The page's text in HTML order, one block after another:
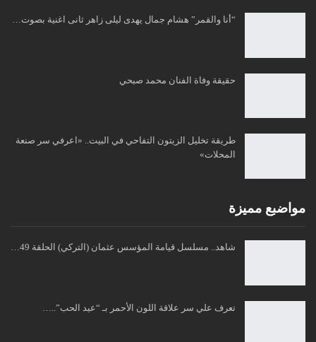
“أنا والقمر” هشام جمال يهدى ليلى زاهر ثانى اغنية بصوت…
حقيقة وفاة الفنان محمد صبحي
طريقة تخليل الزيتون التفاحي في البيت.. «اعرفي سر صنعة
المحلات»
مواضبع مميزة
شاهد.. مسلسل قيامة المؤسس عثمان (التركي) الحلقة 49…
تعرف علي سر علاقة اللون الأحمر بـ “عيد الحب”..…